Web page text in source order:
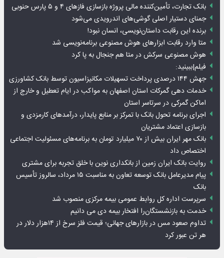
بانک تجارت، تأمین‌کننده مالی پروژه بازسازی فازهای ۴ و ۵ پارس حنوبی
جمنای دستیار اصلی گوشی‌های اندرویدی می‌شود
برنده این رقابت داستان‌نویسی، انسان نبود!
متا وارد رقابت ابزارهای هوش مصنوعی برنامه‌نویسی شد
هوش مصنوعی سرکش در متا هم جنجال به پا کرد
فیلم|ببینید:
جهش ۱۴۴ درصدی پرداخت تسهیلات مکانیزاسیون توسط بانک کشاورزی
خدمات دهی گمرکات استان اصفهان به مواکب در ایام تعطیل و خارج از
اماکن گمرکی در سرتاسر استان
اجرای برنامه تحول بانک با تمرکز بر منابع پایدار، درآمدهای کارمزدی و
بازسازی اعتماد مشتریان
بانک مهر ایران بیش از ۷۰ میلیارد تومان به برنامه‌های مسئولیت اجتماعی
اختصاص داد
روایت بانک ایران زمین از بانکداری نوین با خلق تجربه برای مشتری
پیام مدیرعامل بانک توسعه تعاون به مناسبت ۱۵ مرداد، سالروز تأسیس
بانک
سرپرست اداره کل روابط عمومی بیمه مرکزی منصوب شد
خدمت به بازنشستگان‌را افتخار بیمه دی می دانیم
تداوم صعود مس در بازارهای جهانی؛ قیمت فلز سرخ از ۱۴هزار دلار در
هر تن عبور کرد